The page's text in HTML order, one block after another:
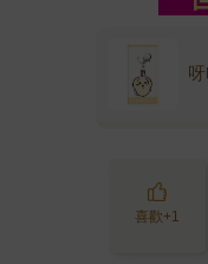
喜歡+1